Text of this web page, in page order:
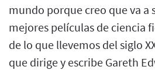
mundo porque creo que va a
mejores películas de ciencia
de lo que llevemos del siglo
que dirige y escribe Gareth